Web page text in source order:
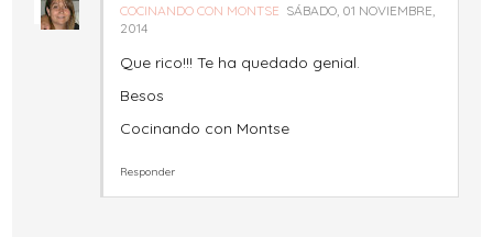
COCINANDO CON MONTSE SÁBADO, 01 NOVIEMBRE,
2014
Que rico!!! Te ha quedado genial.
Besos
Cocinando con Montse
Responder